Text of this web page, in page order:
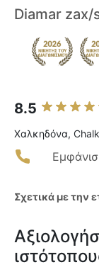
Diamar zax/
8.5
Χαλκηδόνα,
Σχετικά με την